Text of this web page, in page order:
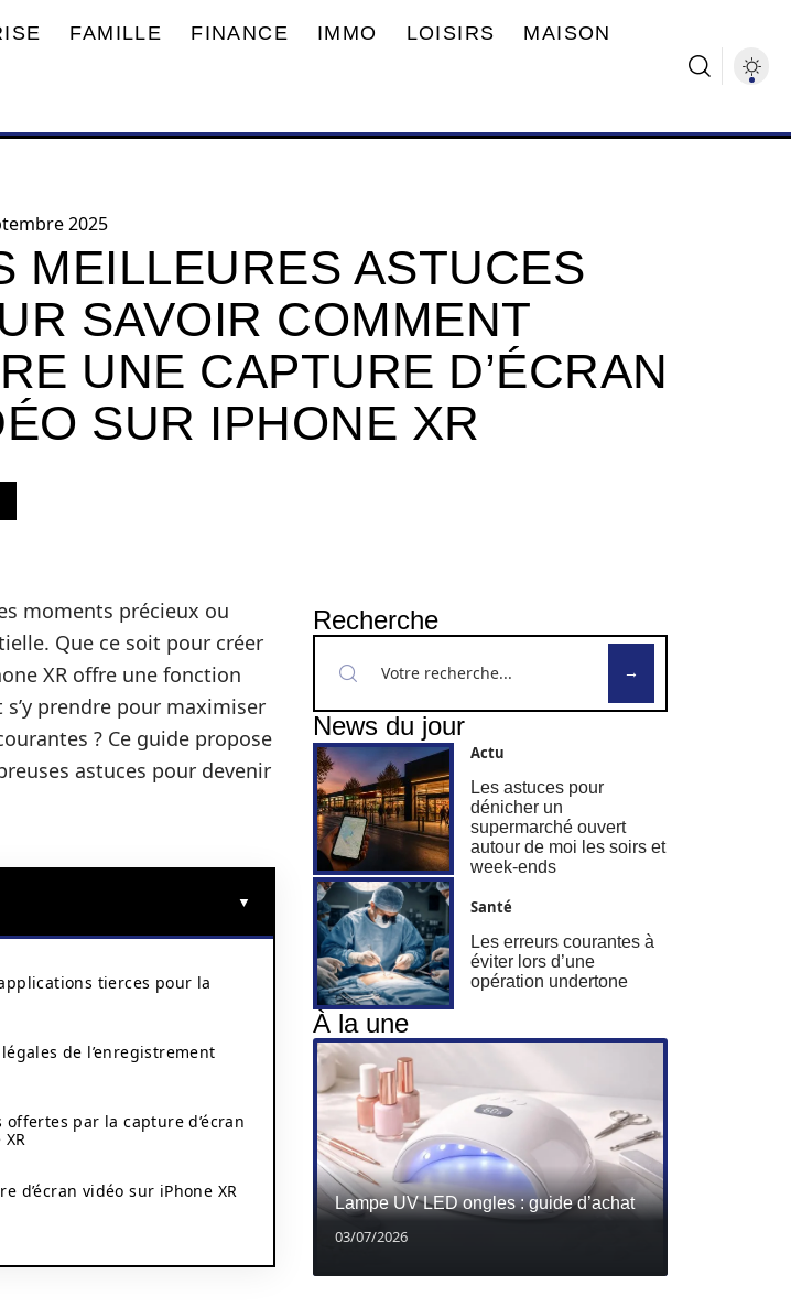
FAMILLE FINANCE IMMO LOISIRS MAISON
2025
MEILLEURES ASTUCES
SAVOIR COMMENT
UNE CAPTURE D’ÉCRAN
SUR IPHONE XR
moments précieux ou
Que ce soit pour créer
XR offre une fonction
prendre pour maximiser
? Ce guide propose
astuces pour devenir
tierces pour la
de l’enregistrement
par la capture d’écran
d’écran vidéo sur iPhone XR
Recherche
News du jour
Actu
Les astuces pour
dénicher un
supermarché ouvert
autour de moi les soirs et
week-ends
Santé
Les erreurs courantes à
éviter lors d’une
opération undertone
À la une
Lampe UV LED ongles : guide d’achat
03/07/2026